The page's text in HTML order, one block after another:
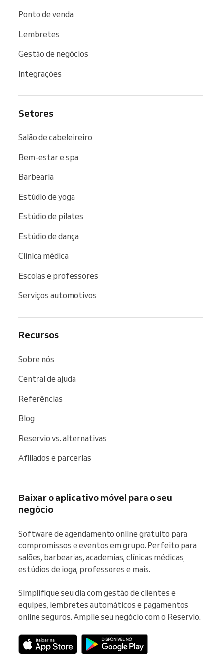
Ponto de venda
Lembretes
Gestão de negócios
Integrações
Setores
Salão de cabeleireiro
Bem-estar e spa
Barbearia
Estúdio de yoga
Estúdio de pilates
Estúdio de dança
Clínica médica
Escolas e professores
Serviços automotivos
Recursos
Sobre nós
Central de ajuda
Referências
Blog
Reservio vs. alternativas
Afiliados e parcerias
Baixar o aplicativo móvel para o seu
negócio
Software de agendamento online gratuito para
compromissos e eventos em grupo. Perfeito para
salões, barbearias, academias, clínicas médicas,
estúdios de ioga, professores e mais.
Simplifique seu dia com gestão de clientes e
equipes, lembretes automáticos e pagamentos
online seguros. Amplie seu negócio com o Reservio.